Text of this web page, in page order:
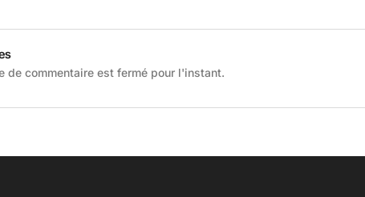
de commentaire est fermé pour l'instant.